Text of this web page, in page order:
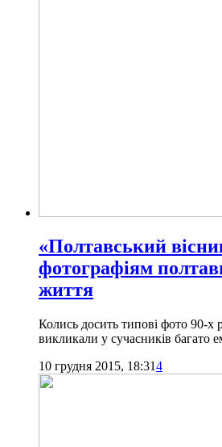
«Полтавський
фотографіям
життя
Колись досить типові фото 90-х
викликали у сучасників багато
10 грудня 2015, 18:314